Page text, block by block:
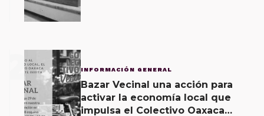
2 INFORMACIÓN GENERAL
Bazar Vecinal una acción para
activar la economía local que
impulsa el Colectivo Oaxaca